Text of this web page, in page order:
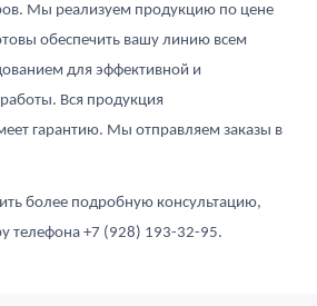
Мы реализуем продукцию по цене
обеспечить вашу линию всем
для эффективной и
Вся продукция
гарантию. Мы отправляем заказы в
более подробную консультацию,
телефона +7 (928) 193-32-95.